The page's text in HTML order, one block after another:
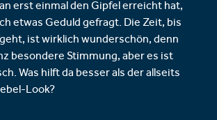
erst einmal den Gipfel erreicht hat,
etwas Geduld gefragt. Die Zeit, bis
ist wirklich wunderschön, denn
besondere Stimmung, aber es ist
Was hilft da besser als der allseits
Look?